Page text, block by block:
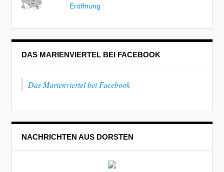
Eröffnung
DAS MARIENVIERTEL BEI FACEBOOK
Das Marienviertel bei Facebook
NACHRICHTEN AUS DORSTEN